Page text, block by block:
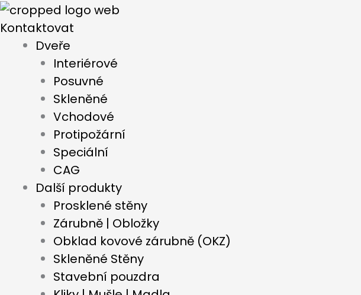
Přeskočit
na
obsah
Kontaktovat
Dveře
Interiérové
Posuvné
Skleněné
Vchodové
Protipožární
Speciální
CAG
Další produkty
Prosklené stěny
Zárubně | Obložky
Obklad kovové zárubně (OKZ)
Skleněné Stěny
Stavební pouzdra